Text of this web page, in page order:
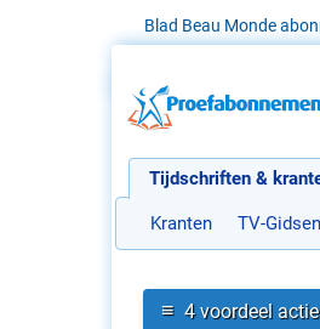
Blad Beau Monde
Tijdschriften &
Kranten TV-Gidsen
≡ 4 voordeel